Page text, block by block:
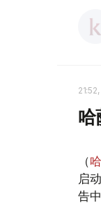
哈
（
启
告中